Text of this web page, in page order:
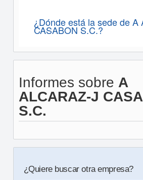
¿Dónde está la sede de A
CASABON S.C.?
Informes sobre A
ALCARAZ-J
S.C.
¿Quiere buscar otra empresa?